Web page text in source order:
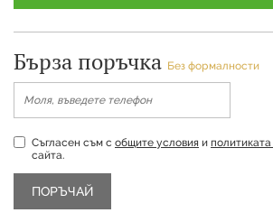
Бърза поръчка Без формалности
Съгласен съм с общите условия и
сайта.